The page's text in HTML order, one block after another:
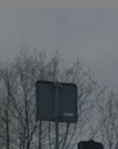
QeSessID
MvSessID
msToken